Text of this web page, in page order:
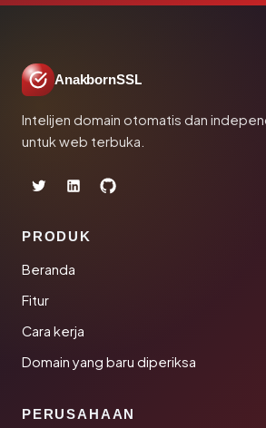
AnakbornSSL
Intelijen domain otomatis dan
untuk web terbuka.
PRODUK
Beranda
Fitur
Cara kerja
Domain yang baru diperiksa
PERUSAHAAN